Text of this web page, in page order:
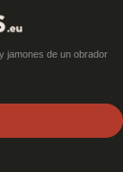
jamones de un obrador